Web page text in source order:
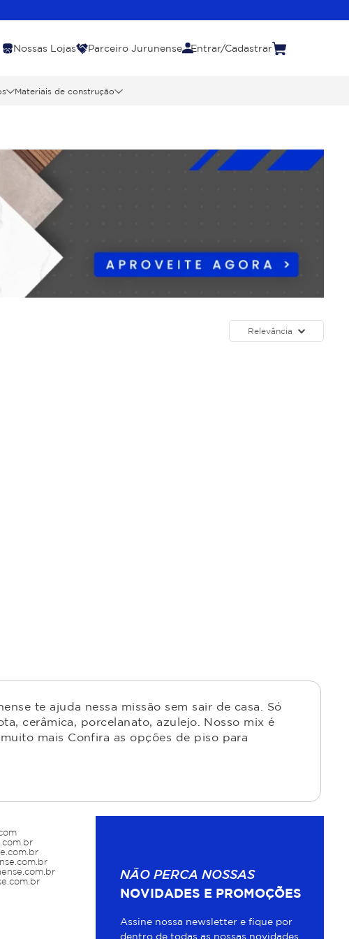
Nossas Lojas Parceiro Jurunense Entrar/Cadastrar
Materiais de construção
Relevância
te ajuda nessa missão sem sair de casa. Só
cerâmica, porcelanato, azulejo. Nosso mix é
mais Confira as opções de piso para
NÃO PERCA NOSSAS
NOVIDADES E PROMOÇÕES
Assine nossa newsletter e fique por
dentro de todas as nossas novidades.